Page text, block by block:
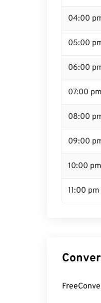
04:00
05:00
06:00
07:00
08:00
09:00
10:00
11:00